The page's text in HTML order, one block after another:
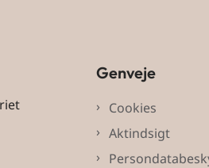
Genveje
Cookies
Aktindsigt